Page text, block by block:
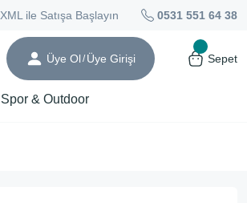
XML ile Satışa Başlayın 0531 551 64 38
Üye Ol/ Üye Girişi Sepet
Spor & Outdoor